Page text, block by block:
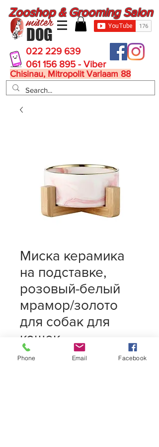
DOG
mister
Zooshop & Grooming Salon
022 229 639
061 156 895 - Viber
Chisinau, Mitropolit Varlaam 88
Миска керамика
на подставке,
розовый-белый
мрамор/золото
для собак для
кошек
160,00 L
Phone Email Facebook